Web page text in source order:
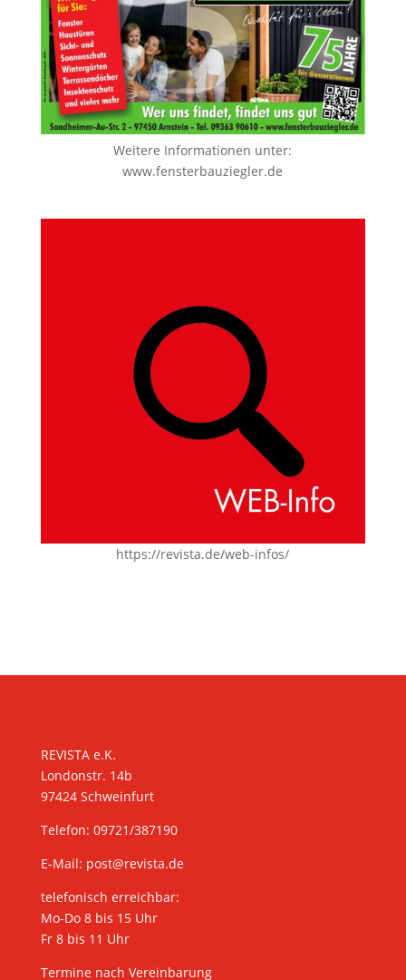
Weitere Informationen unter:
www.fensterbauziegler.de
https://revista.de/web-infos/
REVISTA e.K.
Londonstr. 14b
97424 Schweinfurt
Telefon: 09721/387190
E-Mail: post@revista.de
telefonisch erreichbar:
Mo-Do 8 bis 15 Uhr
Fr 8 bis 11 Uhr
Termine nach Vereinbarung